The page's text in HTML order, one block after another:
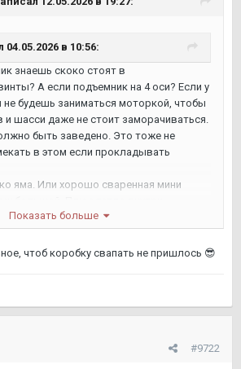
04.05.2026 в 10:56:
знаешь скоко стоят в
А если подъемник на 4 оси? Если у
не будешь заниматься моторкой, чтобы
и шасси даже не стоит заморачиваться.
быть заведено. Это тоже не
в этом если прокладывать
яма. Или хорошо сваренная мини
этого хватит с головой. Если
Показать больше
чтоб коробку свапать не пришлось 😎
#9722